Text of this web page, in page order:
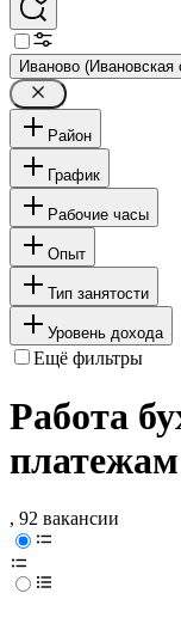
Иваново (Ивановская
Район
График
Рабочие часы
Опыт
Тип занятости
Уровень дохода
Ещё фильтры
Работа
, 92 вакансии